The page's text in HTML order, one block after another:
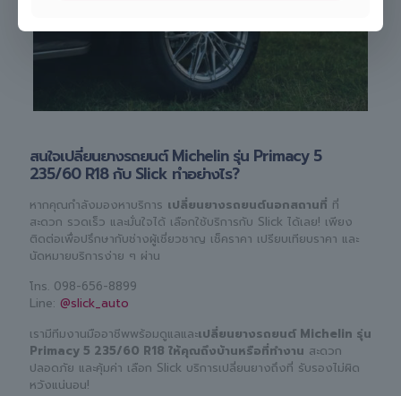
สนใจเปลี่ยนยางรถยนต์ Michelin รุ่น Primacy 5
235/60 R18 กับ Slick ทำอย่างไร?
หากคุณกำลังมองหาบริการ เปลี่ยนยางรถยนต์นอกสถานที่ ที่
สะดวก รวดเร็ว และมั่นใจได้ เลือกใช้บริการกับ Slick ได้เลย! เพียง
ติดต่อเพื่อปรึกษากับช่างผู้เชี่ยวชาญ เช็คราคา เปรียบเทียบราคา และ
นัดหมายบริการง่าย ๆ ผ่าน
โทร. 098-656-8899
Line: @slick_auto
เรามีทีมงานมืออาชีพพร้อมดูแลและเปลี่ยนยางรถยนต์ Michelin รุ่น
Primacy 5 235/60 R18 ให้คุณถึงบ้านหรือที่ทำงาน สะดวก
ปลอดภัย และคุ้มค่า เลือก Slick บริการเปลี่ยนยางถึงที่ รับรองไม่ผิด
หวังแน่นอน!